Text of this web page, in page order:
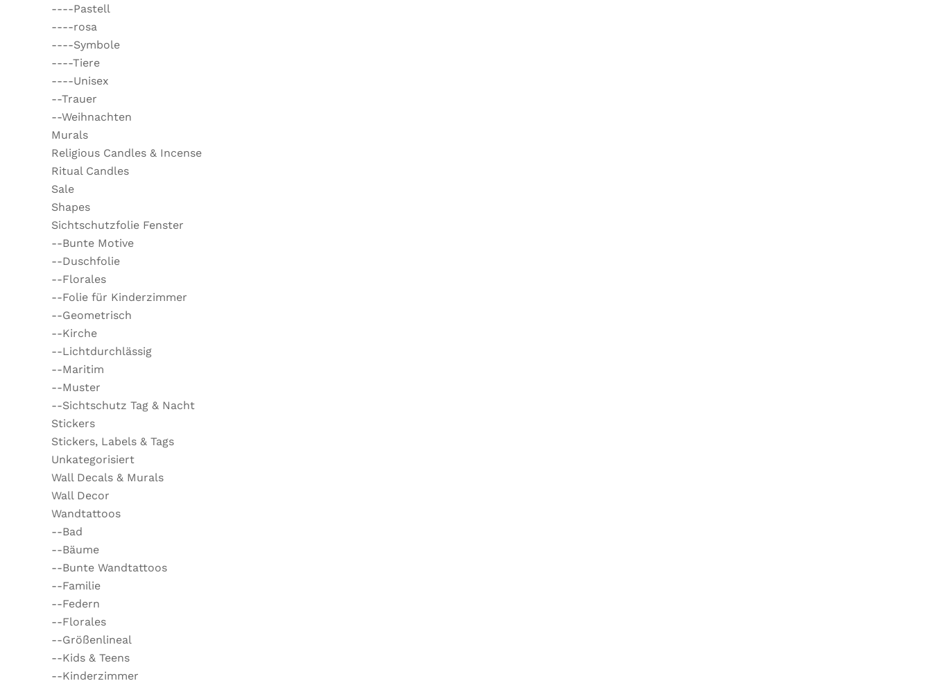
----Pastell
----rosa
----Symbole
----Tiere
----Unisex
--Trauer
--Weihnachten
Murals
Religious Candles & Incense
Ritual Candles
Sale
Shapes
Sichtschutzfolie Fenster
--Bunte Motive
--Duschfolie
--Florales
--Folie für Kinderzimmer
--Geometrisch
--Kirche
--Lichtdurchlässig
--Maritim
--Muster
--Sichtschutz Tag & Nacht
Stickers
Stickers, Labels & Tags
Unkategorisiert
Wall Decals & Murals
Wall Decor
Wandtattoos
--Bad
--Bäume
--Bunte Wandtattoos
--Familie
--Federn
--Florales
--Größenlineal
--Kids & Teens
--Kinderzimmer